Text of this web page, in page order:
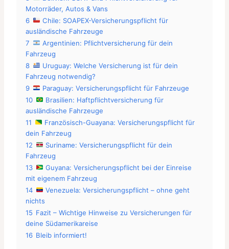
Motorräder, Autos & Vans
6
Chile: SOAPEX-Versicherungspflicht für
ausländische Fahrzeuge
7
Argentinien: Pflichtversicherung für dein
Fahrzeug
8
Uruguay: Welche Versicherung ist für dein
Fahrzeug notwendig?
9
Paraguay: Versicherungspflicht für Fahrzeuge
10
Brasilien: Haftpflichtversicherung für
ausländische Fahrzeuge
11
Französisch-Guayana: Versicherungspflicht für
dein Fahrzeug
12
Suriname: Versicherungspflicht für dein
Fahrzeug
13
Guyana: Versicherungspflicht bei der Einreise
mit eigenem Fahrzeug
14
Venezuela: Versicherungspflicht – ohne geht
nichts
15 Fazit – Wichtige Hinweise zu Versicherungen für
deine Südamerikareise
16 Bleib informiert!